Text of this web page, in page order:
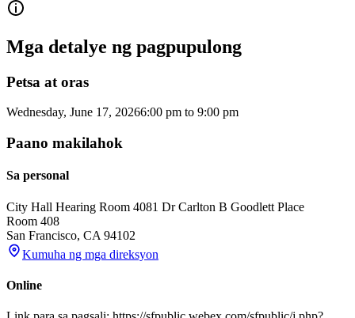
Mga detalye ng pagpupulong
Petsa at oras
Wednesday, June 17, 20266:00 pm to 9:00 pm
Paano makilahok
Sa personal
City Hall Hearing Room 4081 Dr Carlton B Goodlett Place
Room 408
San Francisco, CA 94102
Kumuha ng mga direksyon
Online